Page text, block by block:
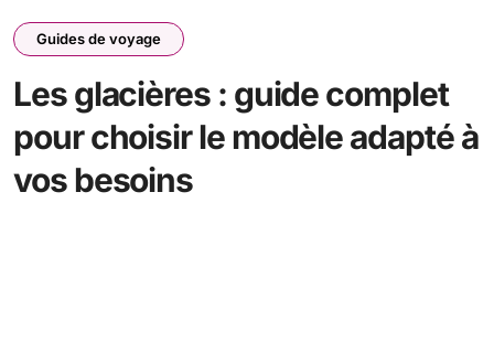
Guides de voyage
Les glacières : guide complet
pour choisir le modèle adapté à
vos besoins